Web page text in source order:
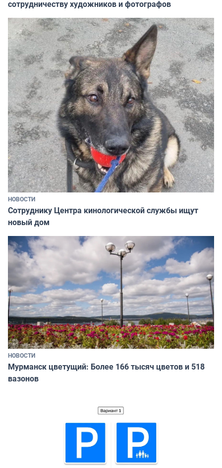
сотрудничеству художников и фотографов
НОВОСТИ
Сотруднику Центра кинологической службы ищут
новый дом
НОВОСТИ
Мурманск цветущий: Более 166 тысяч цветов и 518
вазонов